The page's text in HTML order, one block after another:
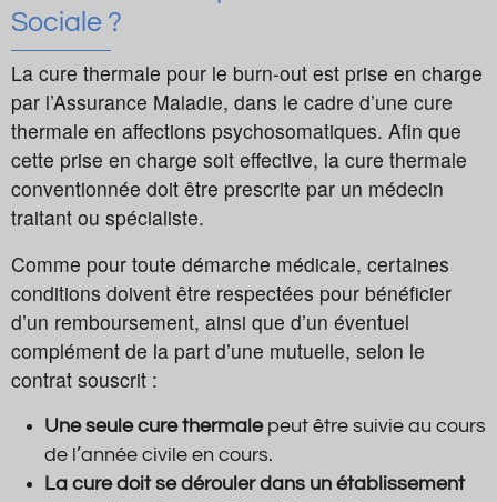
Sociale ?
La cure thermale pour le burn-out est prise en charge
par l’Assurance Maladie, dans le cadre d’une cure
thermale en affections psychosomatiques. Afin que
cette prise en charge soit effective, la cure thermale
conventionnée doit être prescrite par un médecin
traitant ou spécialiste.
Comme pour toute démarche médicale, certaines
conditions doivent être respectées pour bénéficier
d’un remboursement, ainsi que d’un éventuel
complément de la part d’une mutuelle, selon le
contrat souscrit :
Une seule cure thermalepeut être suivie au cours
de l’année civile en cours.
La cure doit se dérouler dans un établissement